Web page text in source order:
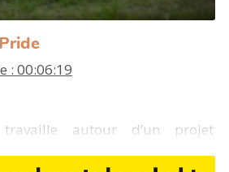
et sonore.
creations/out/
: 00:06:19
travaille autour d’un projet
et culturel, centré sur la notion